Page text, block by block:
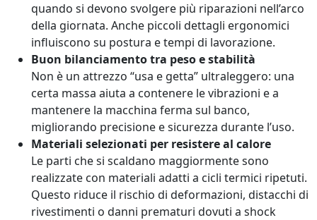
quando si devono svolgere più riparazioni nell’arco
della giornata. Anche piccoli dettagli ergonomici
influiscono su postura e tempi di lavorazione.
Buon bilanciamento tra peso e stabilità
Non è un attrezzo “usa e getta” ultraleggero: una
certa massa aiuta a contenere le vibrazioni e a
mantenere la macchina ferma sul banco,
migliorando precisione e sicurezza durante l’uso.
Materiali selezionati per resistere al calore
Le parti che si scaldano maggiormente sono
realizzate con materiali adatti a cicli termici ripetuti.
Questo riduce il rischio di deformazioni, distacchi di
rivestimenti o danni prematuri dovuti a shock